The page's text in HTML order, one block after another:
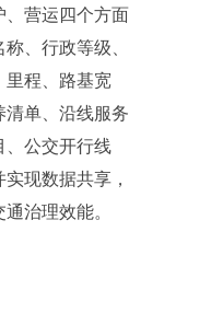
营运四个方面
、行政等级、
里程、路基宽
单、沿线服务
、公交开行线
现数据共享，
治理效能。